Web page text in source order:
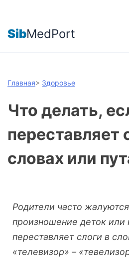
SibMedPort
Главная> Здоровье
Что делать,
переставляет
словах или
Родители часто
произношение деток или
переставляет слоги в
«телевизор» –